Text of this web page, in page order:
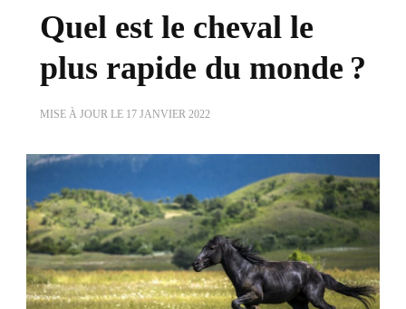
Quel est le cheval le
plus rapide du monde ?
MISE À JOUR LE 17 JANVIER 2022